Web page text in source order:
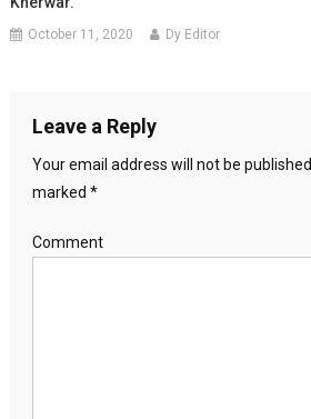
October 11, 2020 Dy Editor
Leave a Reply
Your email address will not be published.
marked *
Comment